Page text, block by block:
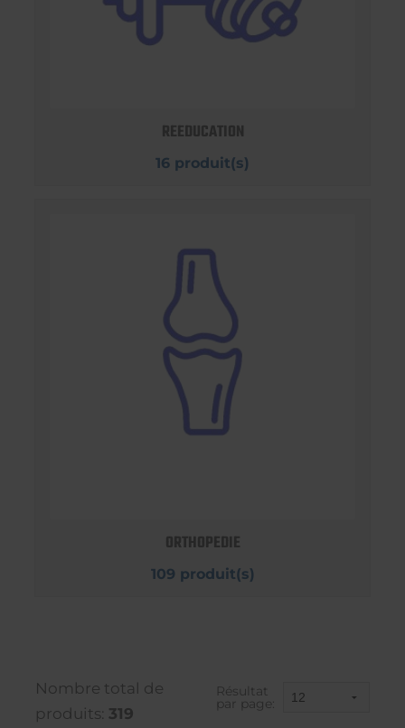
REEDUCATION
16 produit(s)
ORTHOPEDIE
109 produit(s)
Nombre total de
produits: 319
Résultat
par page: